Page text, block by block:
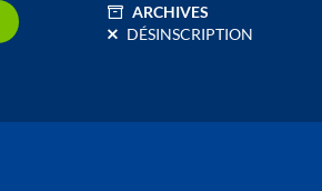
ARCHIVES
DÉSINSCRIPTION